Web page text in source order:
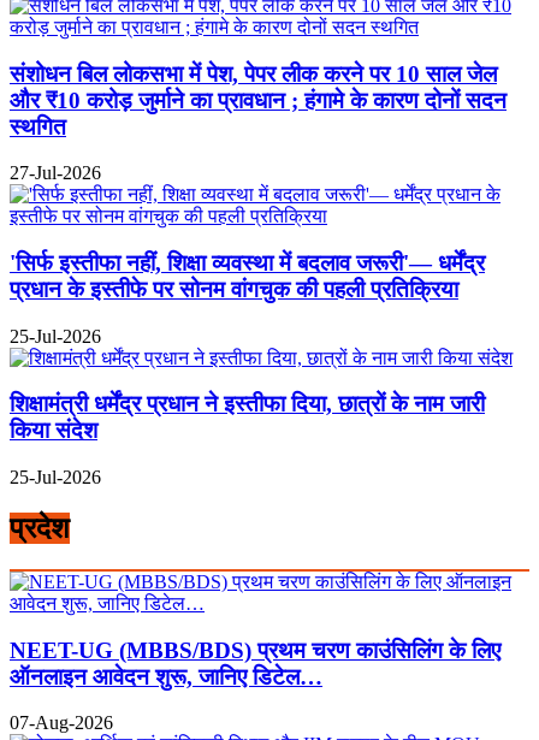
संशोधन बिल लोकसभा में पेश, पेपर लीक करने पर 10 साल जेल
और ₹10 करोड़ जुर्माने का प्रावधान ; हंगामे के कारण दोनों सदन
स्थगित
27-Jul-2026
'सिर्फ इस्तीफा नहीं, शिक्षा व्यवस्था में बदलाव जरूरी'— धर्मेंद्र
प्रधान के इस्तीफे पर सोनम वांगचुक की पहली प्रतिक्रिया
25-Jul-2026
शिक्षामंत्री धर्मेंद्र प्रधान ने इस्तीफा दिया, छात्रों के नाम जारी
किया संदेश
25-Jul-2026
प्रदेश
NEET-UG (MBBS/BDS) प्रथम चरण काउंसिलिंग के लिए
ऑनलाइन आवेदन शुरू, जानिए डिटेल…
07-Aug-2026